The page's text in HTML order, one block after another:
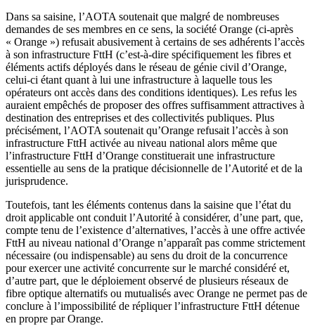
Dans sa saisine, l’AOTA soutenait que malgré de nombreuses
demandes de ses membres en ce sens, la société Orange (ci-après
« Orange ») refusait abusivement à certains de ses adhérents l’accès
à son infrastructure FttH (c’est-à-dire spécifiquement les fibres et
éléments actifs déployés dans le réseau de génie civil d’Orange,
celui-ci étant quant à lui une infrastructure à laquelle tous les
opérateurs ont accès dans des conditions identiques). Les refus les
auraient empêchés de proposer des offres suffisamment attractives à
destination des entreprises et des collectivités publiques. Plus
précisément, l’AOTA soutenait qu’Orange refusait l’accès à son
infrastructure FttH activée au niveau national alors même que
l’infrastructure FttH d’Orange constituerait une infrastructure
essentielle au sens de la pratique décisionnelle de l’Autorité et de la
jurisprudence.
Toutefois, tant les éléments contenus dans la saisine que l’état du
droit applicable ont conduit l’Autorité à considérer, d’une part, que,
compte tenu de l’existence d’alternatives, l’accès à une offre activée
FttH au niveau national d’Orange n’apparaît pas comme strictement
nécessaire (ou indispensable) au sens du droit de la concurrence
pour exercer une activité concurrente sur le marché considéré et,
d’autre part, que le déploiement observé de plusieurs réseaux de
fibre optique alternatifs ou mutualisés avec Orange ne permet pas de
conclure à l’impossibilité de répliquer l’infrastructure FttH détenue
en propre par Orange.